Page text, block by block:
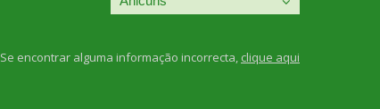
Se encontrar alguma informação incorrecta, clique aqui